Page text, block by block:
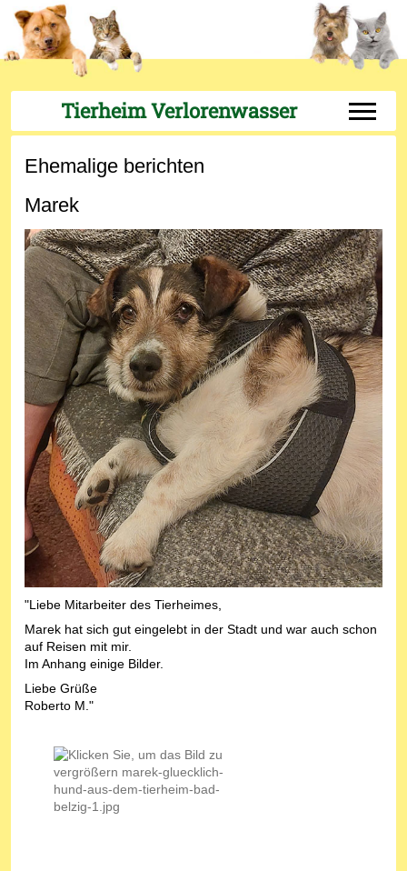
Tierheim Verlorenwasser Off-
Ehemalige berichten
Marek
"Liebe Mitarbeiter des Tierheimes,
Marek hat sich gut eingelebt in der Stadt und war auch schon
auf Reisen mit mir.
Im Anhang einige Bilder.
Liebe Grüße
Roberto M."